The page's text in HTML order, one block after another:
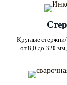
Круглые
от 8,0 до 320 мм,